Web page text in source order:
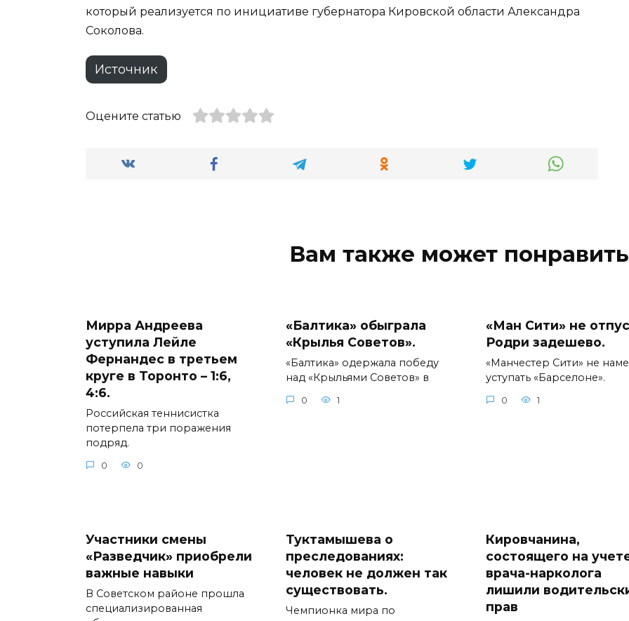
который реализуется по инициативе губернатора Кировской области Александра
Соколова.
Источник
Оцените статью
Вам также может
Мирра Андреева
уступила Лейле
Фернандес в третьем
круге в Торонто – 1:6,
4:6.
Российская теннисистка
потерпела три поражения
подряд.
0 0
«Балтика» обыграла
«Крылья Советов».
«Балтика» одержала победу
над «Крыльями Советов» в
0 1
«Ман Сити» не
Родри задешево.
«Манчестер Сити» не
уступать «Барселоне».
0 1
Участники смены
«Разведчик» приобрели
важные навыки
В Советском районе прошла
специализированная
Туктамышева о
преследованиях:
человек не должен так
существовать.
Чемпионка мира по
Кировчанина,
состоящего на
врача-нарколога
лишили
прав